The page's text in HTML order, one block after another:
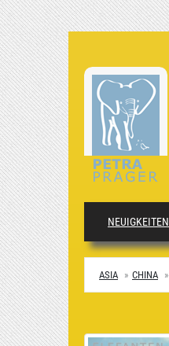
NEUIGKEITEN
ASIA CHINA